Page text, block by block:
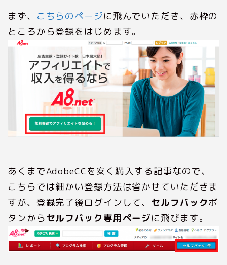
まず、 こちらのページに飛んでいただき、赤枠の
ところから登録をはじめます。
あくまでAdobeCCを安く購入する記事なので、
こちらでは細かい登録方法は省かせていただきま
すが、登録完了後ログインして、 セルフバックボ
タンからセルフバック専用ページに飛びます。